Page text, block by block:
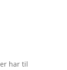
har til